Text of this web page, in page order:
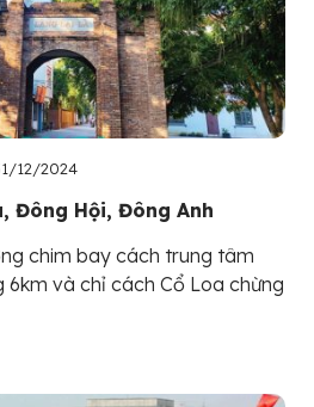
12/2024
Đông Hội, Đông Anh
chim bay cách trung tâm
6km và chỉ cách Cổ Loa chừng